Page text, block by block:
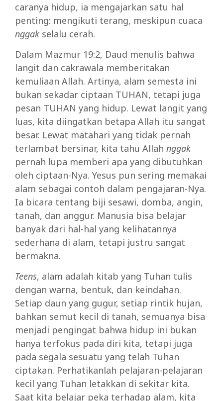
caranya hidup, ia mengajarkan satu hal
penting: mengikuti terang, meskipun cuaca
nggak selalu cerah.
Dalam Mazmur 19:2, Daud menulis bahwa
langit dan cakrawala memberitakan
kemuliaan Allah. Artinya, alam semesta ini
bukan sekadar ciptaan TUHAN, tetapi juga
pesan TUHAN yang hidup. Lewat langit yang
luas, kita diingatkan betapa Allah itu sangat
besar. Lewat matahari yang tidak pernah
terlambat bersinar, kita tahu Allah nggak
pernah lupa memberi apa yang dibutuhkan
oleh ciptaan-Nya. Yesus pun sering memakai
alam sebagai contoh dalam pengajaran-Nya.
Ia bicara tentang biji sesawi, domba, angin,
tanah, dan anggur. Manusia bisa belajar
banyak dari hal-hal yang kelihatannya
sederhana di alam, tetapi justru sangat
bermakna.
Teens, alam adalah kitab yang Tuhan tulis
dengan warna, bentuk, dan keindahan.
Setiap daun yang gugur, setiap rintik hujan,
bahkan semut kecil di tanah, semuanya bisa
menjadi pengingat bahwa hidup ini bukan
hanya terfokus pada diri kita, tetapi juga
pada segala sesuatu yang telah Tuhan
ciptakan. Perhatikanlah pelajaran-pelajaran
kecil yang Tuhan letakkan di sekitar kita.
Saat kita belajar peka terhadap alam, kita